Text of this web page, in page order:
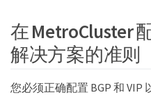
在 MetroCluster
解决方案的准则
您必须正确配置 BGP 和 VIP